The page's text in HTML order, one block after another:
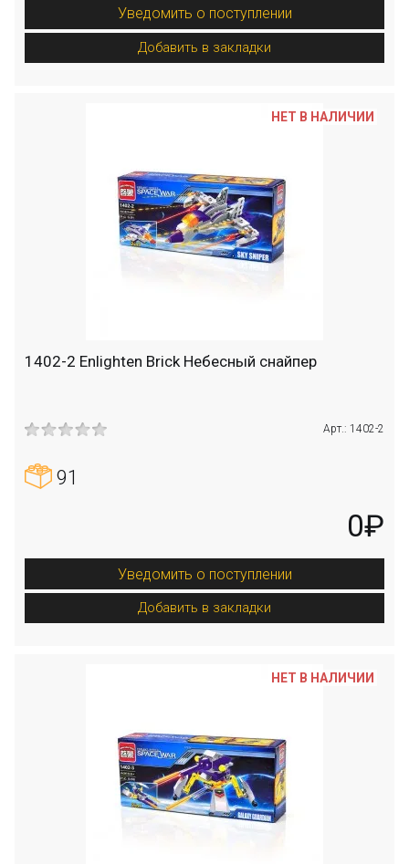
Уведомить о поступлении
Добавить в закладки
1402-2 Enlighten Brick Небесный снайпер
Арт.: 1402-2
91
0₽
Уведомить о поступлении
Добавить в закладки
НЕТ В НАЛИЧИИ
НЕТ В НАЛИЧИИ